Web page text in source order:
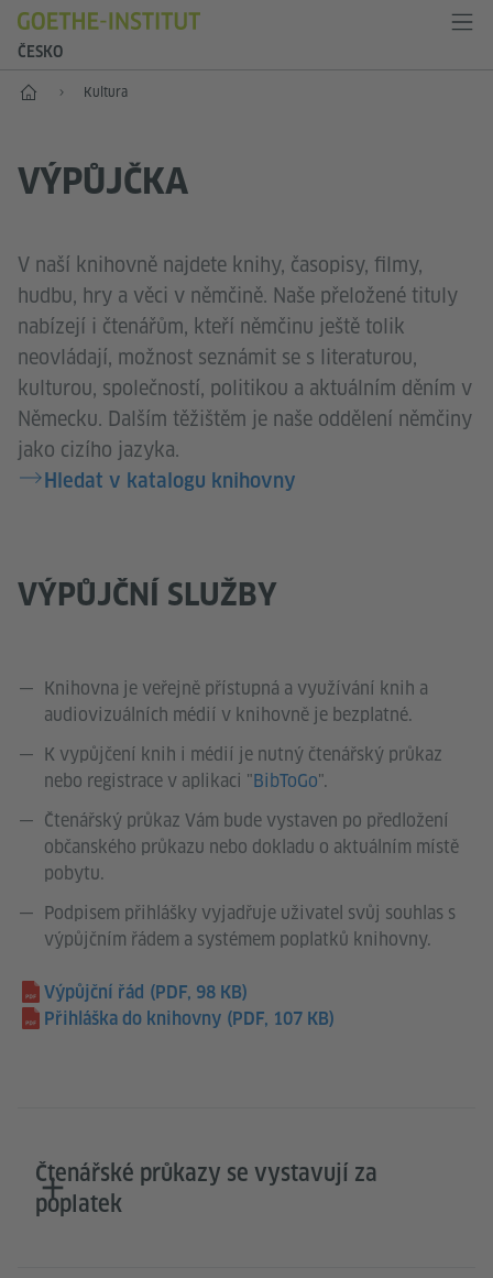
ČESKO
Hlavní stránka
Kultura
VÝPŮJČKA
V naší knihovně najdete knihy, časopisy, filmy,
hudbu, hry a věci v němčině. Naše přeložené tituly
nabízejí i čtenářům, kteří němčinu ještě tolik
neovládají, možnost seznámit se s literaturou,
kulturou, společností, politikou a aktuálním děním v
Německu. Dalším těžištěm je naše oddělení němčiny
jako cizího jazyka.
Hledat v katalogu knihovny
VÝPŮJČNÍ SLUŽBY
Knihovna je veřejně přístupná a využívání knih a
audiovizuálních médií v knihovně je bezplatné.
K vypůjčení knih i médií je nutný čtenářský průkaz
nebo registrace v aplikaci "BibToGo".
Čtenářský průkaz Vám bude vystaven po předložení
občanského průkazu nebo dokladu o aktuálním místě
pobytu.
Podpisem přihlášky vyjadřuje uživatel svůj souhlas s
výpůjčním řádem a systémem poplatků knihovny.
Výpůjční řád (PDF, 98 KB)
Přihláška do knihovny (PDF, 107 KB)
Čtenářské průkazy se vystavují za
poplatek